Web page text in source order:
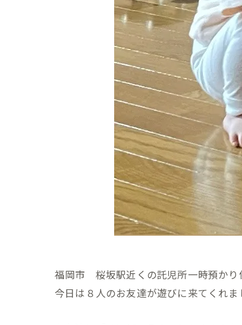
福岡市 桜坂駅近くの託児所一時預かり
今日は８人のお友達が遊びに来てくれま